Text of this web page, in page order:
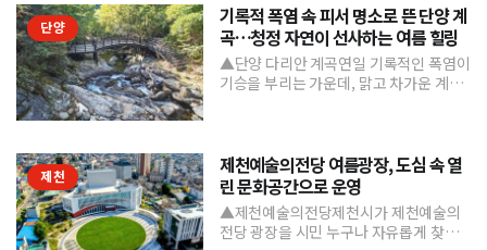
단양
기록적 폭염 속 피서 명소로 뜬 단양 계
곡…청정 자연이 선사하는 여름 힐링
▲단양 다리안 계곡연일 기록적인 폭염이
기승을 부리는 가운데, 맑고 차가운 계곡
제천
제천예술의전당 여름광장, 도심 속 열
린 문화공간으로 운영
▲제천예술의전당제천시가 제천예술의
전당 광장을 시민 누구나 자유롭게 찾고